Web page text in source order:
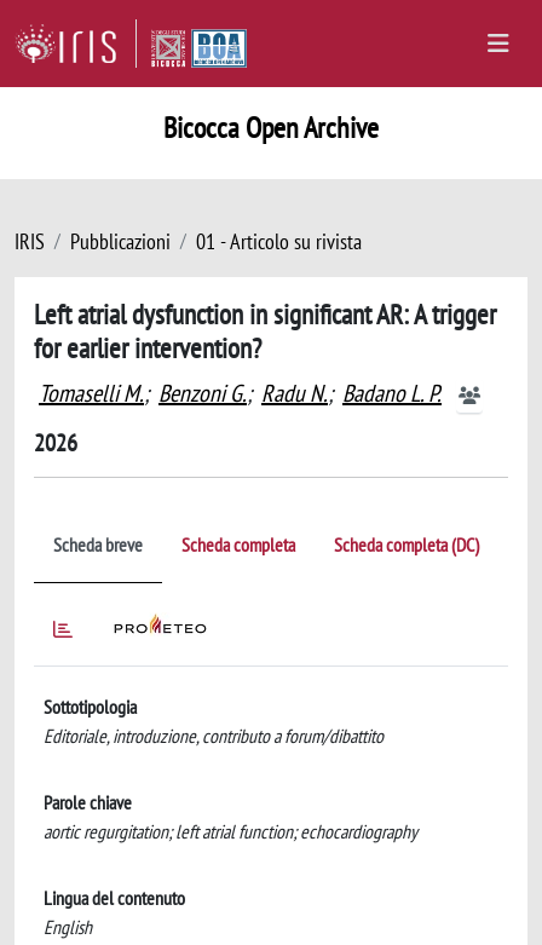
Bicocca Open Archive
IRIS Pubblicazioni 01 - Articolo su rivista
Left atrial dysfunction in significant AR: A trigger
for earlier intervention?
Tomaselli M.; Benzoni G.; Radu N.; Badano L. P.
2026
Scheda breve Scheda completa Scheda completa (DC)
Sottotipologia
Editoriale, introduzione, contributo a forum/dibattito
Parole chiave
aortic regurgitation; left atrial function; echocardiography
Lingua del contenuto
English